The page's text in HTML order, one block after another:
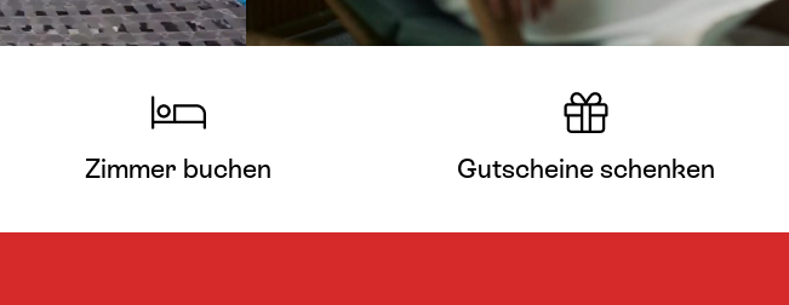
Zimmer buchen Gutscheine schenken